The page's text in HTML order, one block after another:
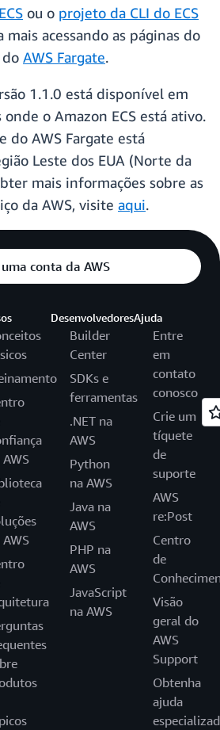
ou o projeto da CLI do ECS
mais acessando as páginas do
AWS Fargate.
1.1.0 está disponível em
o Amazon ECS está ativo.
do AWS Fargate está
Leste dos EUA (Norte da
mais informações sobre as
da AWS, visite aqui.
conta da AWS
Desenvolvedores
Builder
Center
SDKs e
ferramentas
.NET na
AWS
Python
na AWS
Java na
AWS
PHP na
AWS
JavaScript
na AWS
Ajuda
Entre
em
contato
conosco
Crie um
tíquete
de
suporte
AWS
re:Post
Centro
de
Visão
geral do
AWS
Support
Obtenha
ajuda